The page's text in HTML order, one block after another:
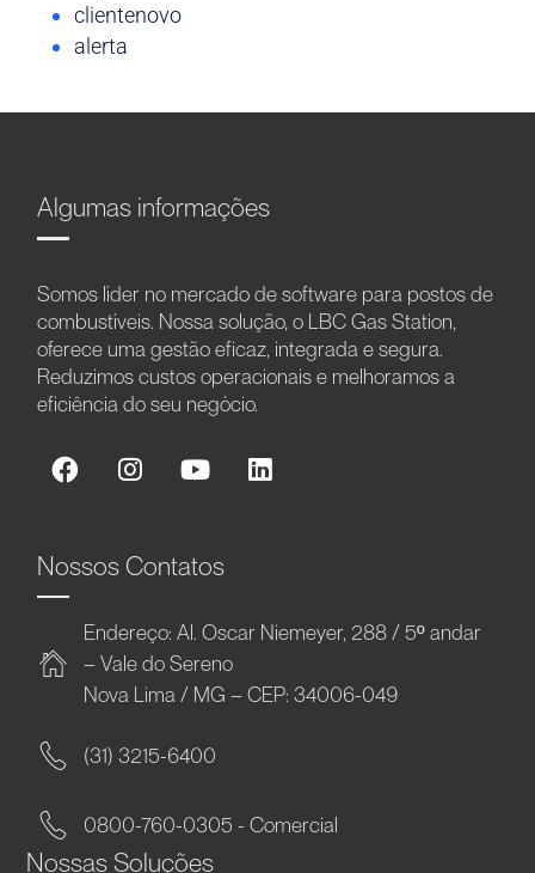
clientenovo
alerta
Algumas informações
Somos líder no mercado de software para postos de
combustíveis. Nossa solução, o LBC Gas Station,
oferece uma gestão eficaz, integrada e segura.
Reduzimos custos operacionais e melhoramos a
eficiência do seu negócio.
Nossos Contatos
Endereço: Al. Oscar Niemeyer, 288 / 5º andar
– Vale do Sereno
Nova Lima / MG – CEP: 34006-049
(31) 3215-6400
0800-760-0305 - Comercial
Nossas Soluções